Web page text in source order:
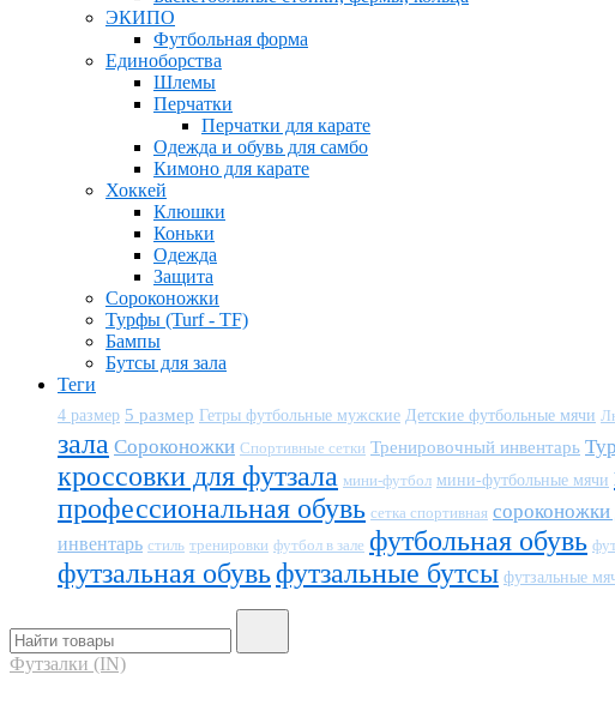
ЭКИПО
Футбольная форма
Единоборства
Шлемы
Перчатки
Перчатки для карате
Одежда и обувь для самбо
Кимоно для карате
Хоккей
Клюшки
Коньки
Одежда
Защита
Сороконожки
Турфы (Turf - TF)
Бампы
Бутсы для зала
Теги
4 размер 5 размер Гетры футбольные мужские Детские футбольные мячи
зала Сороконожки Спортивные сетки Тренировочный инвентарь
кроссовки для футзала мини-футбол мини-футбольные мячи
профессиональная обувь сетка спортивная сороконожки
инвентарь стиль тренировки футбол в зале футбольная обувь
футзальная обувьфутзальные бутсы футзальные
Футзалки (IN)